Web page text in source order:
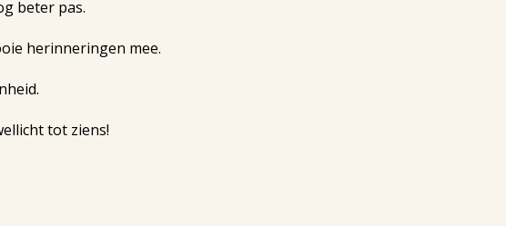
beter pas.
herinneringen mee.
tot ziens!